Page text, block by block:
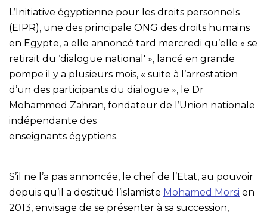
L’Initiative égyptienne pour les droits personnels
(EIPR), une des principale ONG des droits humains
en Egypte, a elle annoncé tard mercredi qu’elle « se
retirait du ‘dialogue national' », lancé en grande
pompe il y a plusieurs mois, « suite à l’arrestation
d’un des participants du dialogue », le Dr
Mohammed Zahran, fondateur de l’Union nationale
indépendante des
enseignants égyptiens.
S’il ne l’a pas annoncée, le chef de l’Etat, au pouvoir
depuis qu’il a destitué l’islamiste Mohamed Morsi en
2013, envisage de se présenter à sa succession,